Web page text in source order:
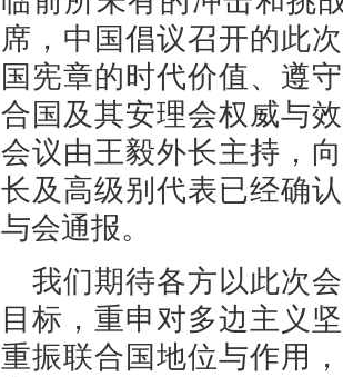
席，中国倡议召开的此
国宪章的时代价值、遵
合国及其安理会权威与
会议由王毅外长主持，
长及高级别代表已经确
与会通报。
我们期待各方以此次
目标，重申对多边主义
重振联合国地位与作用